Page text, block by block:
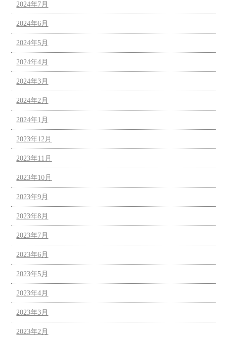
2024年7月
2024年6月
2024年5月
2024年4月
2024年3月
2024年2月
2024年1月
2023年12月
2023年11月
2023年10月
2023年9月
2023年8月
2023年7月
2023年6月
2023年5月
2023年4月
2023年3月
2023年2月